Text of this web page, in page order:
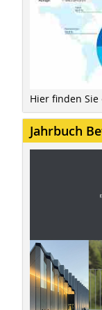
Hier finden
Jahrbuch